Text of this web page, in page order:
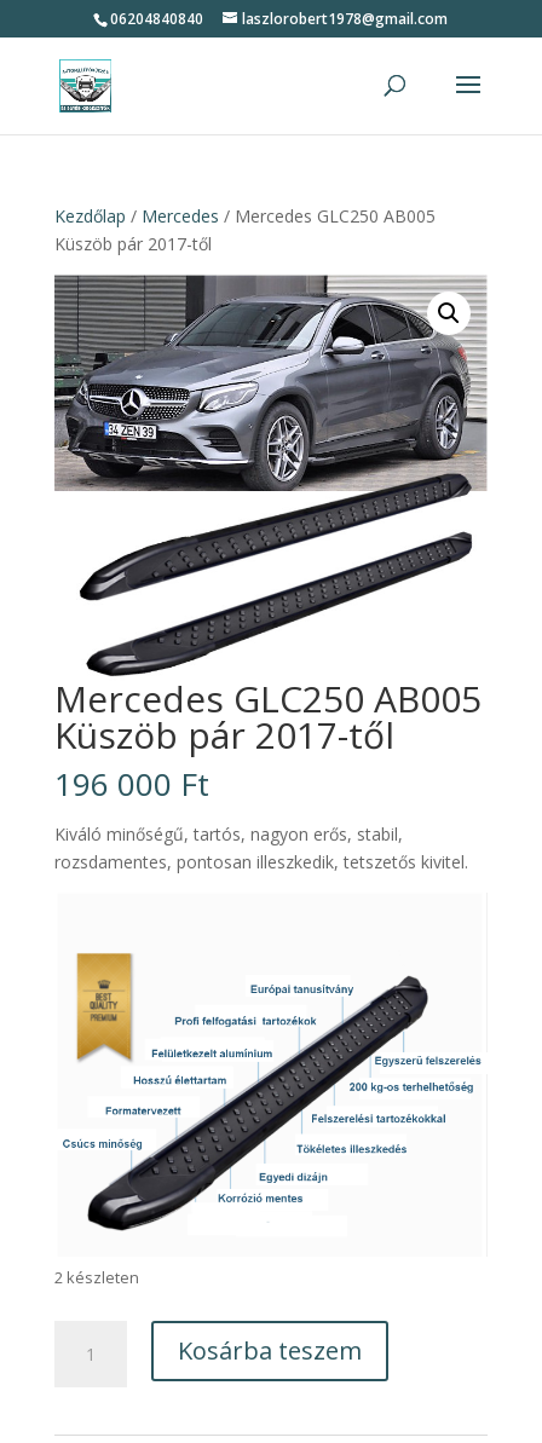
06204840840 laszlorobert1978@gmail.com
Kezdőlap / Mercedes / Mercedes GLC250 AB005
Küszöb pár 2017-től
Mercedes GLC250 AB005
Küszöb pár 2017-től
196 000 Ft
Kiváló minőségű, tartós, nagyon erős, stabil,
rozsdamentes, pontosan illeszkedik, tetszetős kivitel.
2 készleten
GLC250
Kosárba teszem